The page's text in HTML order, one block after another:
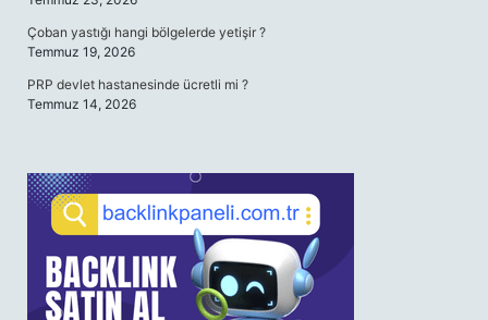
Çoban yastığı hangi bölgelerde yetişir ?
Temmuz 19, 2026
PRP devlet hastanesinde ücretli mi ?
Temmuz 14, 2026